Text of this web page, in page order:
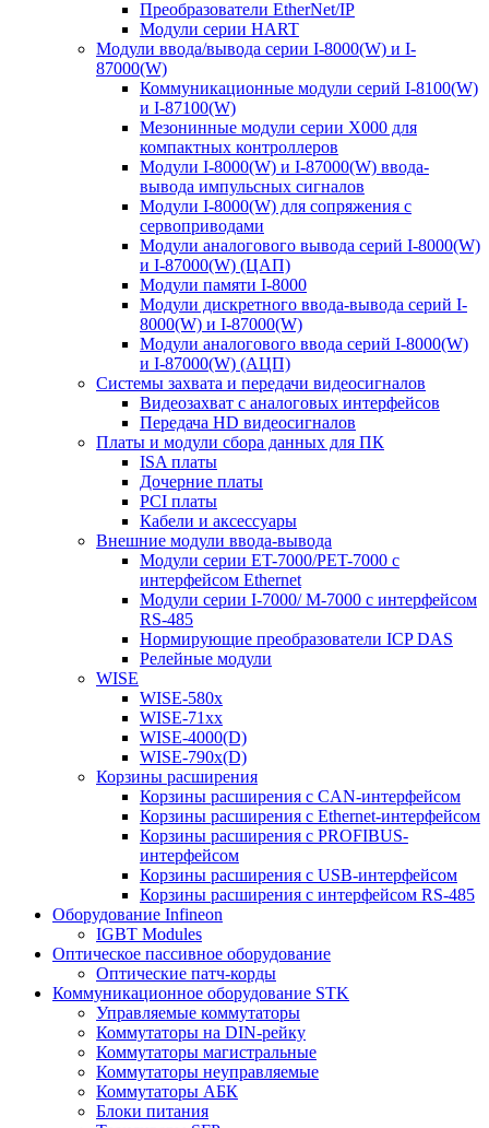
Преобразователи EtherNet/IP
Модули серии HART
Модули ввода/вывода серии I-8000(W) и I-
87000(W)
Коммуникационные модули серий I-8100(W)
и I-87100(W)
Мезонинные модули серии X000 для
компактных контроллеров
Модули I-8000(W) и I-87000(W) ввода-
вывода импульсных сигналов
Модули I-8000(W) для сопряжения с
сервоприводами
Модули аналогового вывода серий I-8000(W)
и I-87000(W) (ЦАП)
Модули памяти I-8000
Модули дискретного ввода-вывода серий I-
8000(W) и I-87000(W)
Модули аналогового ввода серий I-8000(W)
и I-87000(W) (АЦП)
Системы захвата и передачи видеосигналов
Видеозахват с аналоговых интерфейсов
Передача HD видеосигналов
Платы и модули сбора данных для ПК
ISA платы
Дочерние платы
PCI платы
Кабели и аксессуары
Внешние модули ввода-вывода
Модули серии ET-7000/PET-7000 с
интерфейсом Ethernet
Модули серии I-7000/ M-7000 с интерфейсом
RS-485
Нормирующие преобразователи ICP DAS
Релейные модули
WISE
WISE-580x
WISE-71xx
WISE-4000(D)
WISE-790x(D)
Корзины расширения
Корзины расширения с CAN-интерфейсом
Корзины расширения с Ethernet-интерфейсом
Корзины расширения с PROFIBUS-
интерфейсом
Корзины расширения с USB-интерфейсом
Корзины расширения с интерфейсом RS-485
Оборудование Infineon
IGBT Modules
Оптическое пассивное оборудование
Оптические патч-корды
Коммуникационное оборудование STK
Управляемые коммутаторы
Коммутаторы на DIN-рейку
Коммутаторы магистральные
Коммутаторы неуправляемые
Коммутаторы АБК
Блоки питания